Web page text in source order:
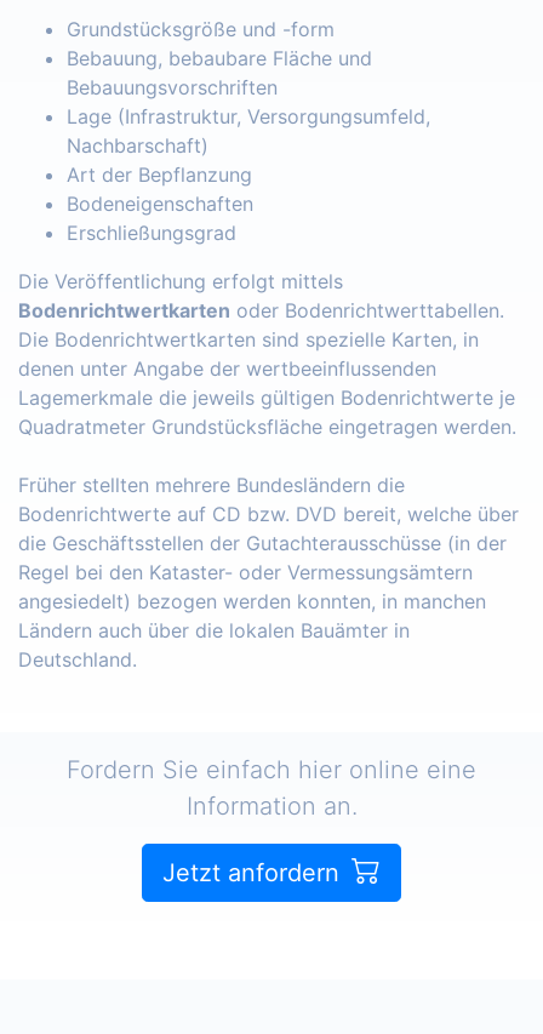
Grundstücksgröße und -form
Bebauung, bebaubare Fläche und
Bebauungsvorschriften
Lage (Infrastruktur, Versorgungsumfeld,
Nachbarschaft)
Art der Bepflanzung
Bodeneigenschaften
Erschließungsgrad
Die Veröffentlichung erfolgt mittels
Bodenrichtwertkarten oder Bodenrichtwerttabellen.
Die Bodenrichtwertkarten sind spezielle Karten, in
denen unter Angabe der wertbeeinflussenden
Lagemerkmale die jeweils gültigen Bodenrichtwerte je
Quadratmeter Grundstücksfläche eingetragen werden.
Früher stellten mehrere Bundesländern die
Bodenrichtwerte auf CD bzw. DVD bereit, welche über
die Geschäftsstellen der Gutachterausschüsse (in der
Regel bei den Kataster- oder Vermessungsämtern
angesiedelt) bezogen werden konnten, in manchen
Ländern auch über die lokalen Bauämter in
Deutschland.
Fordern Sie einfach hier online eine
Information an.
Jetzt anfordern